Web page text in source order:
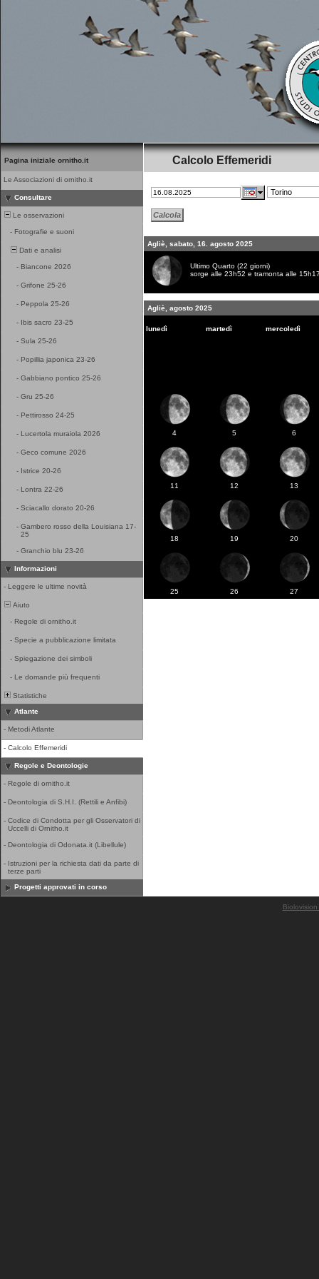
Pagina iniziale ornitho.it
Le Associazioni di ornitho.it
Consultare
Le osservazioni
- Fotografie e suoni
Dati e analisi
- Biancone 2026
- Grifone 25-26
- Peppola 25-26
- Ibis sacro 23-25
- Sula 25-26
- Popillia japonica 23-26
- Gabbiano pontico 25-26
- Gru 25-26
- Pettirosso 24-25
- Lucertola muraiola 2026
- Geco comune 2026
- Istrice 20-26
- Lontra 22-26
- Sciacallo dorato 20-26
- Gambero rosso della Louisiana 17-
25
- Granchio blu 23-26
Informazioni
- Leggere le ultime novità
Aiuto
- Regole di ornitho.it
- Specie a pubblicazione limitata
- Spiegazione dei simboli
- Le domande più frequenti
Statistiche
Atlante
- Metodi Atlante
- Calcolo Effemeridi
Regole e Deontologie
- Regole di ornitho.it
- Deontologia di S.H.I. (Rettili e Anfibi)
- Codice di Condotta per gli Osservatori di
Uccelli di Ornitho.it
- Deontologia di Odonata.it (Libellule)
- Istruzioni per la richiesta dati da parte di
terze parti
Progetti approvati in corso
Calcolo Effemeridi
Agliè, sabato, 16. agosto 2025
Ultimo Quarto (22 giorni)
sorge alle 23h52 e tramonta alle
Agliè, agosto 2025
lunedì martedì mercoledì
4 5 6
11 12 13
18 19 20
25 26 27
Biolovision